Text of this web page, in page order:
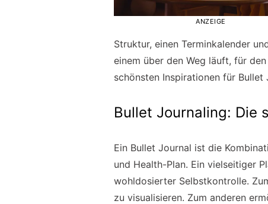
ANZEIGE
Struktur, einen Terminkalender
einem über den Weg läuft, für
schönsten Inspirationen für
Bullet Journaling: Die
Ein Bullet Journal ist die
und Health-Plan. Ein vielseitiger
wohldosierter Selbstkontrolle.
zu visualisieren. Zum anderen